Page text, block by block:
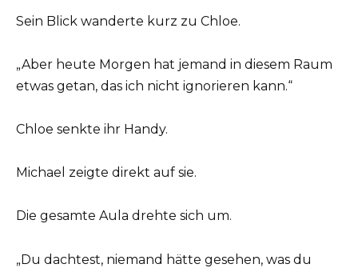
Sein Blick wanderte kurz zu Chloe.
„Aber heute Morgen hat jemand in diesem Raum
etwas getan, das ich nicht ignorieren kann.“
Chloe senkte ihr Handy.
Michael zeigte direkt auf sie.
Die gesamte Aula drehte sich um.
„Du dachtest, niemand hätte gesehen, was du